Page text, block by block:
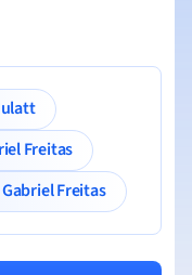
Hulatt
Freitas
Gabriel Freitas